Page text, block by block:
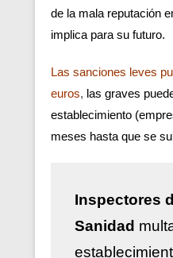
de la mala reputación
implica para su futuro.
Las sanciones leves
euros, las graves
establecimiento
meses hasta que se
Inspectores
Sanidad